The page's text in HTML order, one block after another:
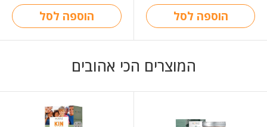
הוספה לסל הוספה לסל
המוצרים הכי אהובים